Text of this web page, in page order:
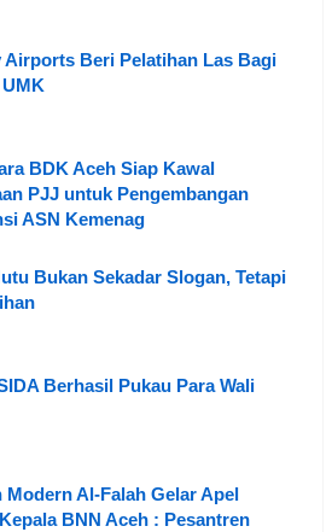
Airports Beri Pelatihan Las Bagi
BDK Aceh Siap Kawal
PJJ untuk Pengembangan
ASN Kemenag
Bukan Sekadar Slogan, Tetapi
Berhasil Pukau Para Wali
Modern Al-Falah Gelar Apel
BNN Aceh : Pesantren